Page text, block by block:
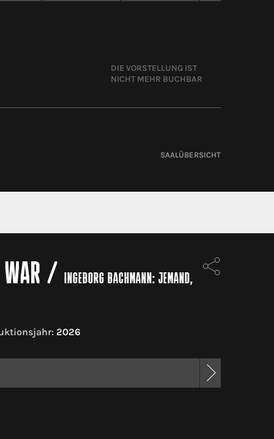
DIE VORSTELLUNG IST
NICHT MEHR BUCHBAR
SAALÜBERSICHT
/
INGEBORG BACHMANN: JEMAND,
2026